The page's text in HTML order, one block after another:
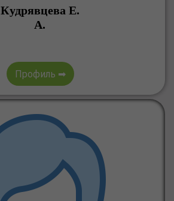
Кудрявцева Е.
А.
Профиль ➡